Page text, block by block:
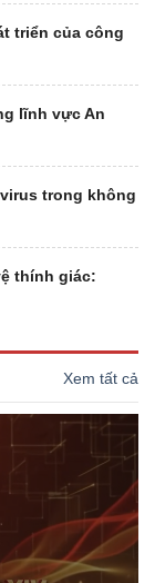
triển của công
lĩnh vực An
trong không
thính giác:
Xem tất cả